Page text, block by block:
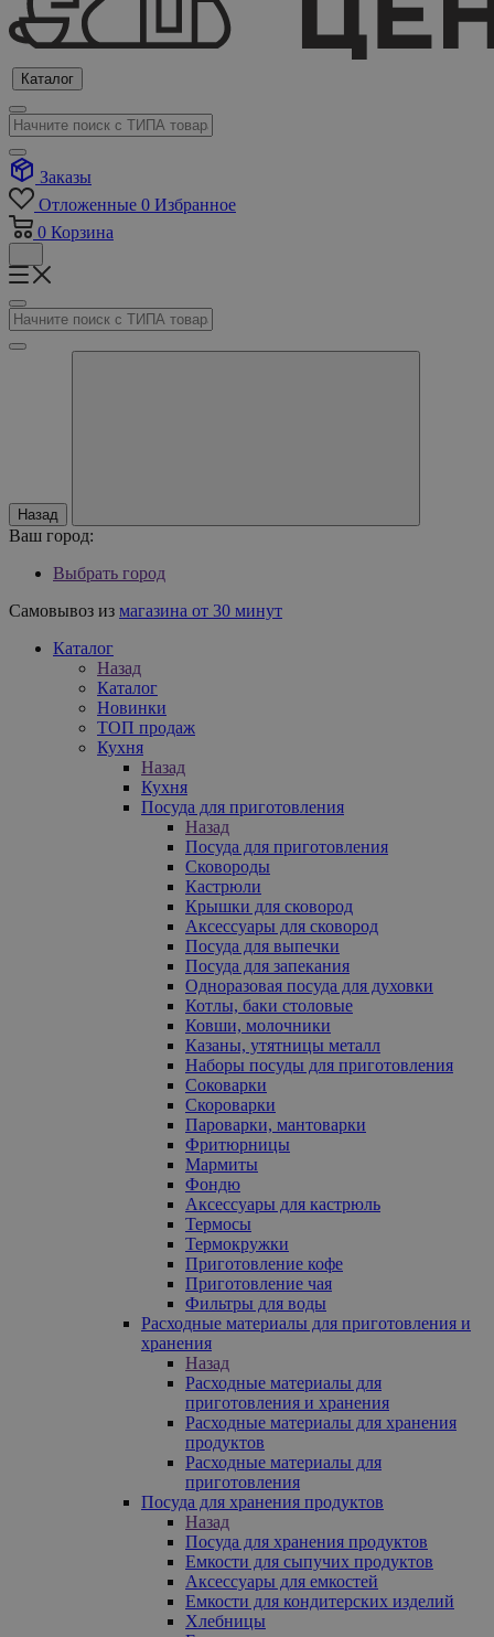
Каталог
Заказы
Отложенные 0 Избранное
0 Корзина
Назад
Ваш город:
Выбрать город
Самовывоз из магазина от 30 минут
Каталог
Назад
Каталог
Новинки
ТОП продаж
Кухня
Назад
Кухня
Посуда для приготовления
Назад
Посуда для приготовления
Сковороды
Кастрюли
Крышки для сковород
Аксессуары для сковород
Посуда для выпечки
Посуда для запекания
Одноразовая посуда для духовки
Котлы, баки столовые
Ковши, молочники
Казаны, утятницы металл
Наборы посуды для приготовления
Соковарки
Скороварки
Пароварки, мантоварки
Фритюрницы
Мармиты
Фондю
Аксессуары для кастрюль
Термосы
Термокружки
Приготовление кофе
Приготовление чая
Фильтры для воды
Расходные материалы для приготовления и
хранения
Назад
Расходные материалы для
приготовления и хранения
Расходные материалы для хранения
продуктов
Расходные материалы для
приготовления
Посуда для хранения продуктов
Назад
Посуда для хранения продуктов
Емкости для сыпучих продуктов
Аксессуары для емкостей
Емкости для кондитерских изделий
Хлебницы